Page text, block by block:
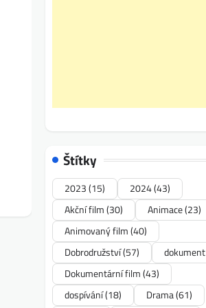
Štítky
2023(15) 2024(43)
Akční film(30) Animace(23)
Animovaný film(40)
Dobrodružství(57) dokument
Dokumentární film(43)
dospívání(18) Drama(61)